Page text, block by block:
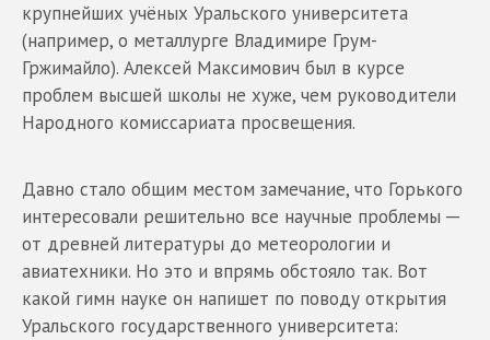
крупнейших учёных Уральского университета
(например, о металлурге Владимире Грум-
Гржимайло). Алексей Максимович был в курсе
проблем высшей школы не хуже, чем руководители
Народного комиссариата просвещения.
Давно стало общим местом замечание, что Горького
интересовали решительно все научные проблемы ─
от древней литературы до метеорологии и
авиатехники. Но это и впрямь обстояло так. Вот
какой гимн науке он напишет по поводу открытия
Уральского государственного университета: